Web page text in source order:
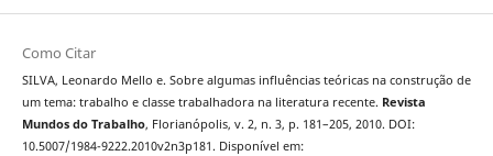
Como Citar
SILVA, Leonardo Mello e. Sobre algumas influências teóricas na construção de
um tema: trabalho e classe trabalhadora na literatura recente. Revista
Mundos do Trabalho, Florianópolis, v. 2, n. 3, p. 181–205, 2010. DOI:
10.5007/1984-9222.2010v2n3p181. Disponível em: